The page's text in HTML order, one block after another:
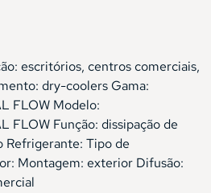
escritórios, centros comerciais,
dry-coolers Gama:
FLOW Modelo:
FLOW Função: dissipação de
Refrigerante: Tipo de
Montagem: exterior Difusão: